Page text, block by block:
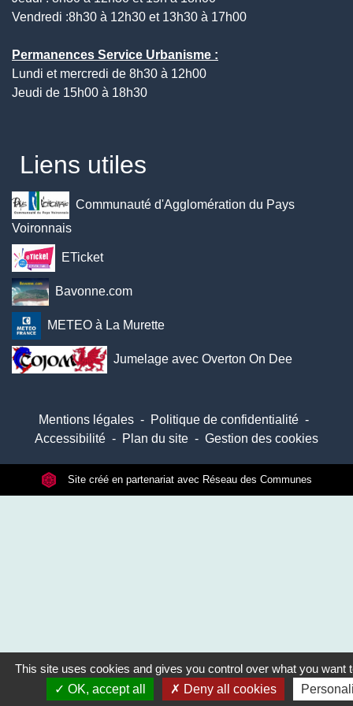
Vendredi :8h30 à 12h30 et 13h30 à 17h00
Permanences Service Urbanisme :
Lundi et mercredi de 8h30 à 12h00
Jeudi de 15h00 à 18h30
Liens utiles
Communauté d'Agglomération du Pays
Voironnais
ETicket
Bavonne.com
METEO à La Murette
Jumelage avec Overton On Dee
Mentions légales - Politique de confidentialité -
Accessibilité - Plan du site - Gestion des cookies
Site créé en partenariat avec Réseau des Communes
This site uses cookies and gives you control over what you want
OK, accept all
Deny all cookies